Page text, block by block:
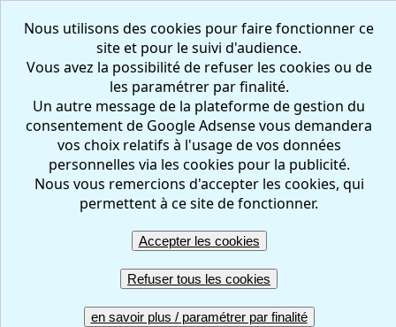
Nous utilisons des cookies pour faire fonctionner ce
site et pour le suivi d'audience.
Vous avez la possibilité de refuser les cookies ou de
les paramétrer par finalité.
Un autre message de la plateforme de gestion du
consentement de Google Adsense vous demandera
vos choix relatifs à l'usage de vos données
personnelles via les cookies pour la publicité.
Nous vous remercions d'accepter les cookies, qui
permettent à ce site de fonctionner.
Accepter les cookies
Refuser tous les cookies
en savoir plus / paramétrer par finalité
CREER REPONDRE
RESULTATS